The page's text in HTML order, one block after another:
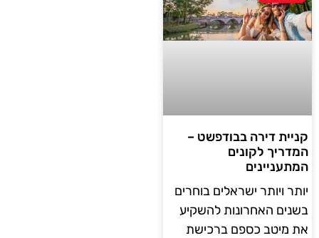
קניית דירה בבודפשט –
המדריך לקונים
המתעניינים
יותר ויותר ישראלים בוחרים
בשנים האחרונות להשקיע
את מיטב כספם ברכישת